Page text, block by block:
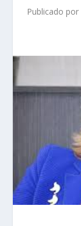
Publicado por